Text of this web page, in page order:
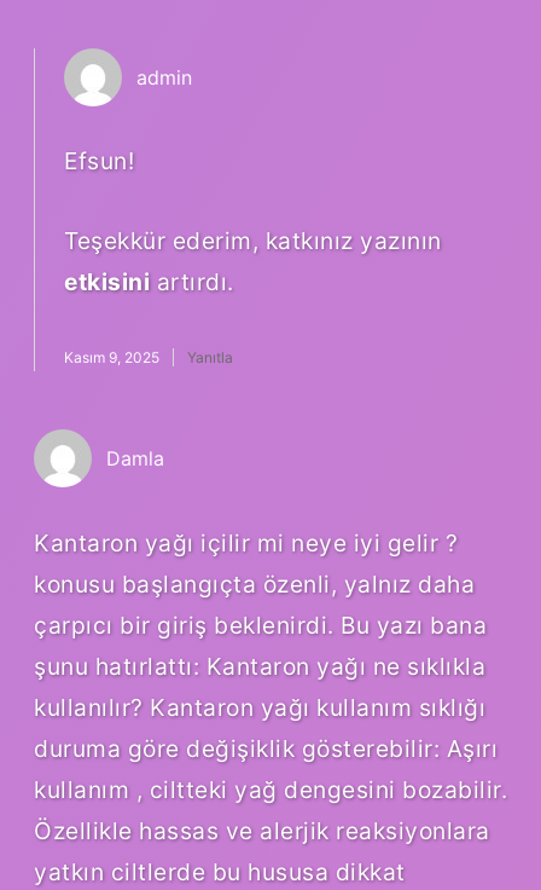
admin
Efsun!
Teşekkür ederim, katkınız yazının
etkisiniartırdı.
Kasım 9, 2025 Yanıtla
Damla
Kantaron yağı içilir mi neye iyi gelir ?
konusu başlangıçta özenli, yalnız daha
çarpıcı bir giriş beklenirdi. Bu yazı bana
şunu hatırlattı: Kantaron yağı ne sıklıkla
kullanılır? Kantaron yağı kullanım sıklığı
duruma göre değişiklik gösterebilir: Aşırı
kullanım , ciltteki yağ dengesini bozabilir.
Özellikle hassas ve alerjik reaksiyonlara
yatkın ciltlerde bu hususa dikkat